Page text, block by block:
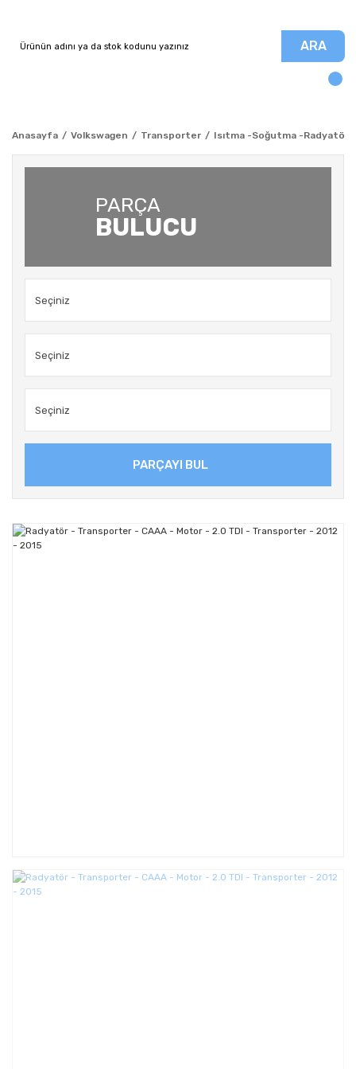
ARA
Anasayfa Volkswagen Transporter Isıtma -Soğutma -Radyatör
PARÇA
BULUCU
PARÇAYI BUL